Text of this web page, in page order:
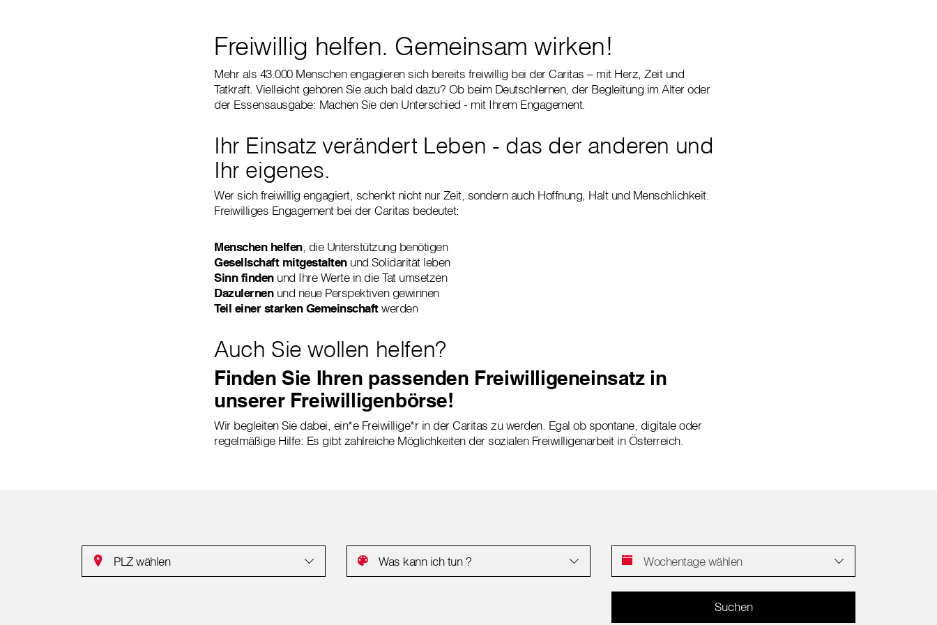
Freiwillig helfen. Gemeinsam wirken!
Mehr als 43.000 Menschen engagieren sich bereits freiwillig bei der Caritas – mit Herz, Zeit und
Tatkraft. Vielleicht gehören Sie auch bald dazu? Ob beim Deutschlernen, der Begleitung im Alter oder
der Essensausgabe: Machen Sie den Unterschied - mit Ihrem Engagement.
Ihr Einsatz verändert Leben - das der anderen und
Ihr eigenes.
Wer sich freiwillig engagiert, schenkt nicht nur Zeit, sondern auch Hoffnung, Halt und Menschlichkeit.
Freiwilliges Engagement bei der Caritas bedeutet:
Menschen helfen, die Unterstützung benötigen
Gesellschaft mitgestaltenund Solidarität leben
Sinn findenund Ihre Werte in die Tat umsetzen
Dazulernenund neue Perspektiven gewinnen
Teil einer starken Gemeinschaftwerden
Auch Sie wollen helfen?
Finden Sie Ihren passenden Freiwilligeneinsatz in
unserer Freiwilligenbörse!
Wir begleiten Sie dabei, ein*e Freiwillige*r in der Caritas zu werden. Egal ob spontane, digitale oder
regelmäßige Hilfe: Es gibt zahlreiche Möglichkeiten der sozialen Freiwilligenarbeit in Österreich.
PLZ wählen Was kann ich tun ? Wochentage wählen